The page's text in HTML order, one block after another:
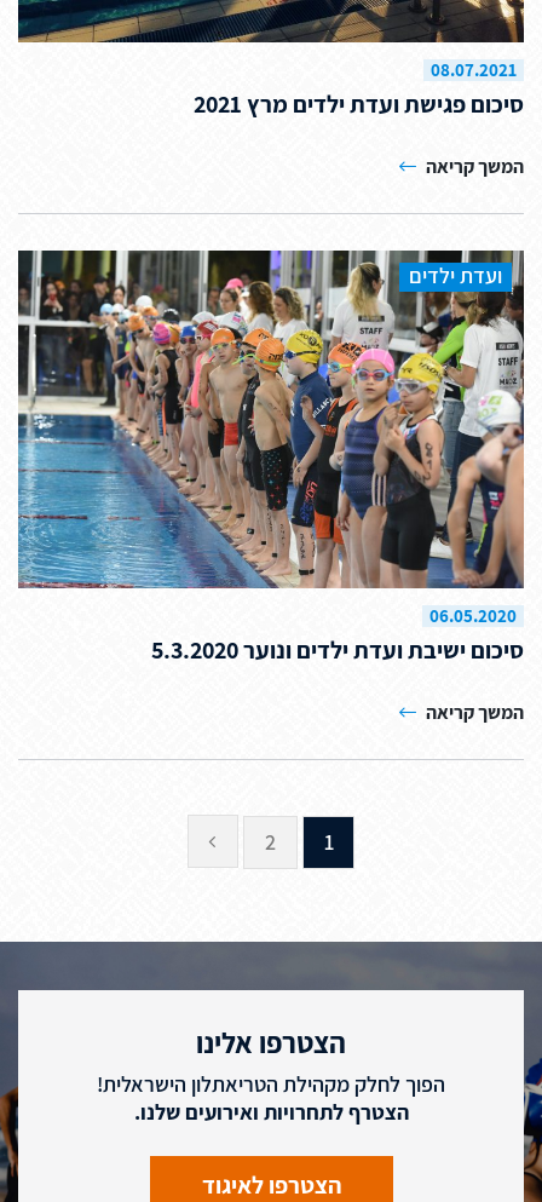
סיכום פגישת ועדת ילדים מרץ 2021
08.07.2021
המשך קריאה
סיכום ישיבת ועדת ילדים ונוער 5.3.2020
06.05.2020
המשך קריאה
ועדת ילדים
1
2
הצטרפו אלינו
הפוך לחלק מקהילת הטריאתלון הישראלית!
הצטרף לתחרויות ואירועים שלנו.
הצטרפו לאיגוד